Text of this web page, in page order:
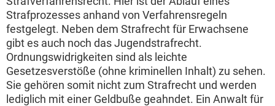
Strafprozesses anhand von Verfahrensregeln
festgelegt. Neben dem Strafrecht für Erwachsene
gibt es auch noch das Jugendstrafrecht.
Ordnungswidrigkeiten sind als leichte
Gesetzesverstöße (ohne kriminellen Inhalt) zu sehen.
Sie gehören somit nicht zum Strafrecht und werden
lediglich mit einer Geldbuße geahndet. Ein Anwalt für